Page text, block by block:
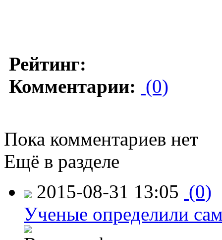
Рейтинг:
Комментарии: (0)
Пока комментариев нет
Ещё в разделе
2015-08-31 13:05 (0)
Ученые определили